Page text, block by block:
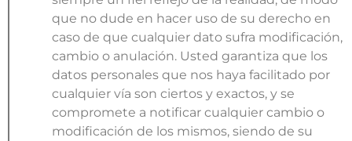
que no dude en hacer uso de su derecho en
caso de que cualquier dato sufra modificación,
cambio o anulación. Usted garantiza que los
datos personales que nos haya facilitado por
cualquier vía son ciertos y exactos, y se
compromete a notificar cualquier cambio o
modificación de los mismos, siendo de su